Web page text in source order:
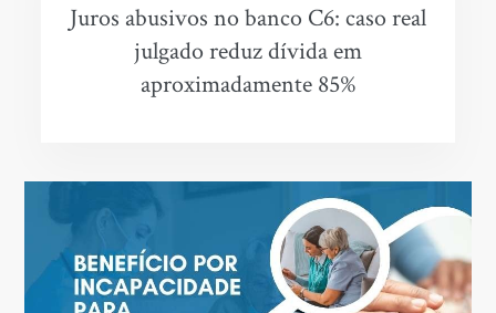
Juros abusivos no banco C6: caso real
julgado reduz dívida em
aproximadamente 85%